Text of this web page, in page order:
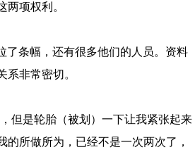
项权利。
了条幅，还有很多他们的人员。资料
非常密切。
但是轮胎（被划）一下让我紧张起来
所做所为，已经不是一次两次了，